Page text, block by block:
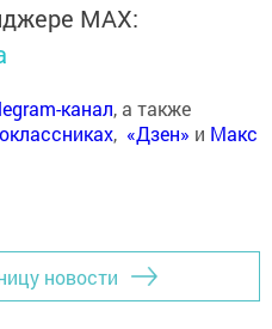
MАХ:
канал, а также
, «Дзен» и Макс
новости